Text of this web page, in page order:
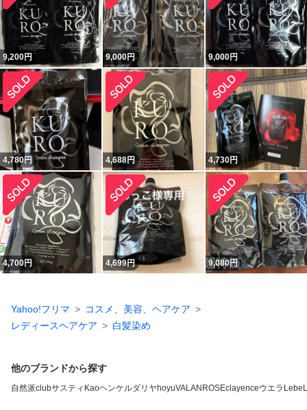
9,200円 9,000円 9,000円
4,780円 4,688円 4,730円
4,700円 4,699円 9,080円
Yahoo!フリマ
コスメ、美容、ヘアケア
レディースヘアケア
白髪染め
他のブランドから探す
自然派clubサスティ Kaoヘンケルダリヤ hoyuVALANROSEclayenceウエラ LebeL